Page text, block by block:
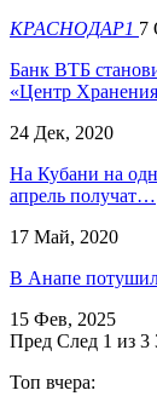
КРАСНОДАР1 7
Банк ВТБ
«Центр
24 Дек, 2020
На Кубани на
апрель получат…
17 Май, 2020
В Анапе
15 Фев, 2025
Пред След 1 из 3
Топ вчера: